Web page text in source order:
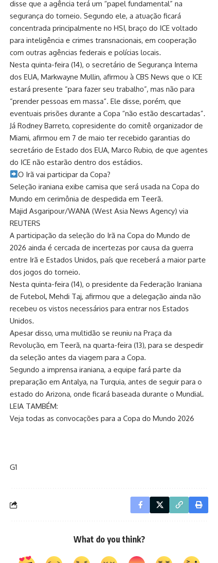
disse que a agência terá um “papel fundamental” na
segurança do torneio. Segundo ele, a atuação ficará
concentrada principalmente no HSI, braço do ICE voltado
para inteligência e crimes transnacionais, em cooperação
com outras agências federais e polícias locais.
Nesta quinta-feira (14), o secretário de Segurança Interna
dos EUA, Markwayne Mullin, afirmou à CBS News que o ICE
estará presente “para fazer seu trabalho”, mas não para
“prender pessoas em massa”. Ele disse, porém, que
eventuais prisões durante a Copa “não estão descartadas”.
Já Rodney Barreto, copresidente do comitê organizador de
Miami, afirmou em 7 de maio ter recebido garantias do
secretário de Estado dos EUA, Marco Rubio, de que agentes
do ICE não estarão dentro dos estádios.
O Irã vai participar da Copa?
Seleção iraniana exibe camisa que será usada na Copa do
Mundo em cerimônia de despedida em Teerã.
Majid Asgaripour/WANA (West Asia News Agency) via
REUTERS
A participação da seleção do Irã na Copa do Mundo de
2026 ainda é cercada de incertezas por causa da guerra
entre Irã e Estados Unidos, país que receberá a maior parte
dos jogos do torneio.
Nesta quinta-feira (14), o presidente da Federação Iraniana
de Futebol, Mehdi Taj, afirmou que a delegação ainda não
recebeu os vistos necessários para entrar nos Estados
Unidos.
Apesar disso, uma multidão se reuniu na Praça da
Revolução, em Teerã, na quarta-feira (13), para se despedir
da seleção antes da viagem para a Copa.
Segundo a imprensa iraniana, a equipe fará parte da
preparação em Antalya, na Turquia, antes de seguir para o
estado do Arizona, onde ficará baseada durante o Mundial.
LEIA TAMBÉM:
Veja todas as convocações para a Copa do Mundo 2026
G1
What do you think?